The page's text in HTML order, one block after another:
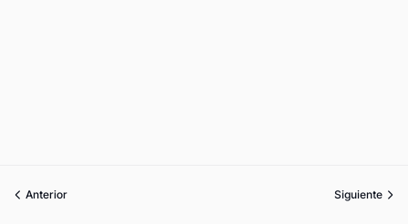
Anterior Siguiente